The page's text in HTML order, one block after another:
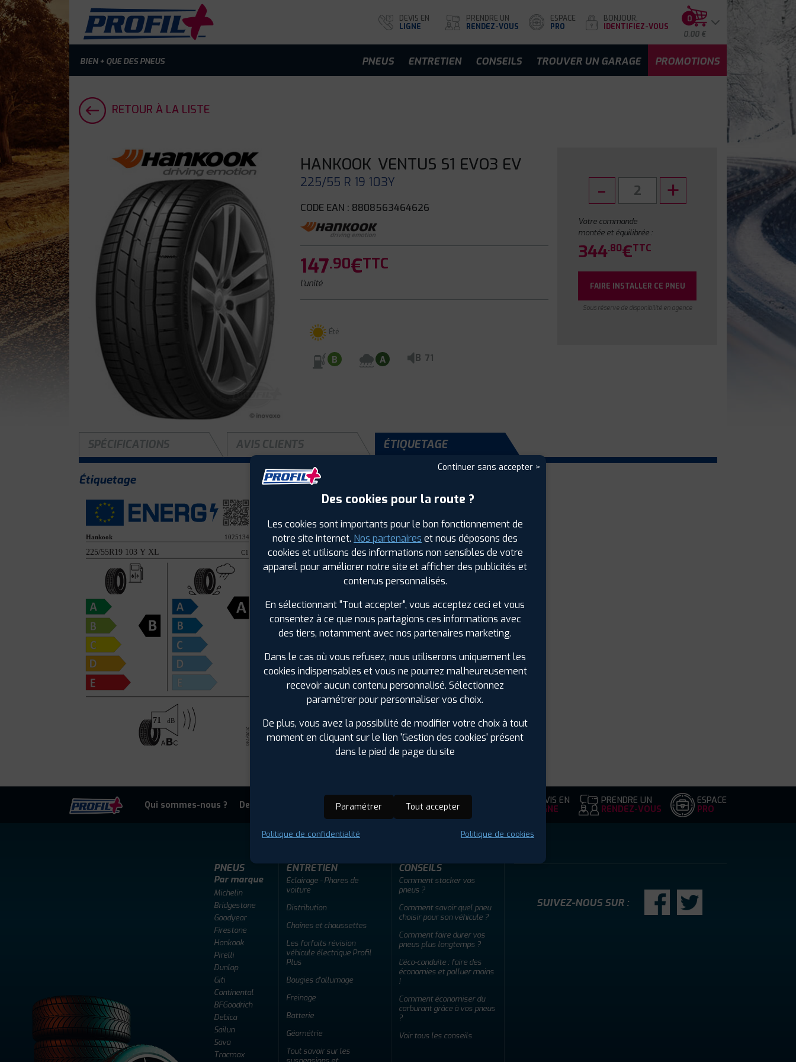
BIEN + QUE DES PNEUS
DEVIS EN
LIGNE
PRENDRE UN
RENDEZ-VOUS
ESPACE
PRO
BONJOUR,
IDENTIFIEZ-VOUS
0
0.00 €
PNEUS ENTRETIEN CONSEILS TROUVER UN GARAGE PROMOTIONS
RETOUR À LA LISTE
HANKOOK VENTUS S1 EVO3 EV
225/55 R 19 103Y
CODE EAN : 8808563464626
147.90€TTC
l'unité
Été
B A B 71
Votre commande
montée et équilibrée :
344.80€TTC
FAIRE INSTALLER CE PNEU
Sous réserve de disponibilité en agence
SPÉCIFICATIONS AVIS CLIENTS ÉTIQUETAGE
Étiquetage
Été
Largeur :225
Hauteur :55
Diamètre :19
Charge :103
Bruit de roulement externe : 71
Résistance au roulement :
Adhérence sur sol mouillé : A
Code EAN :
Qui sommes-nous ? Devenir adherent Offres d'emploi FAQ DEVIS EN
LIGNE
PRENDRE UN
RENDEZ-VOUS
ESPACE
PRO
PNEUS
Par marque
Michelin
Bridgestone
Goodyear
Firestone
Hankook
Pirelli
Dunlop
Giti
Continental
BFGoodrich
Debica
Sailun
Sava
Tracmax
ENTRETIEN
Éclairage - Phares de
voiture
Distribution
Chaînes et chaussettes
Les forfaits révision
véhicule électrique Profil
Plus
Bougies d'allumage
Freinage
Batterie
Géométrie
Tout savoir sur les
CONSEILS
Comment stocker vos
pneus ?
Comment savoir quel pneu
choisir pour son véhicule ?
Comment faire durer vos
pneus plus longtemps ?
L'éco-conduite : faire des
économies et polluer moins
!
Comment économiser du
carburant grâce à vos pneus
?
Voir tous les conseils
SUIVEZ-NOUS SUR :
Continuer sans accepter >
Des cookies pour la route ?
Les cookies sont importants pour le bon fonctionnement de
notre site internet. Nos partenaires et nous déposons des
cookies et utilisons des informations non sensibles de votre
appareil pour améliorer notre site et afficher des publicités et
contenus personnalisés.
En sélectionnant "Tout accepter", vous acceptez ceci et vous
consentez à ce que nous partagions ces informations avec
des tiers, notamment avec nos partenaires marketing.
Dans le cas où vous refusez, nous utiliserons uniquement les
cookies indispensables et vous ne pourrez malheureusement
recevoir aucun contenu personnalisé. Sélectionnez
paramétrer pour personnaliser vos choix.
De plus, vous avez la possibilité de modifier votre choix à tout
moment en cliquant sur le lien 'Gestion des cookies' présent
dans le pied de page du site
Paramétrer Tout accepter
Politique de confidentialité Politique de cookies